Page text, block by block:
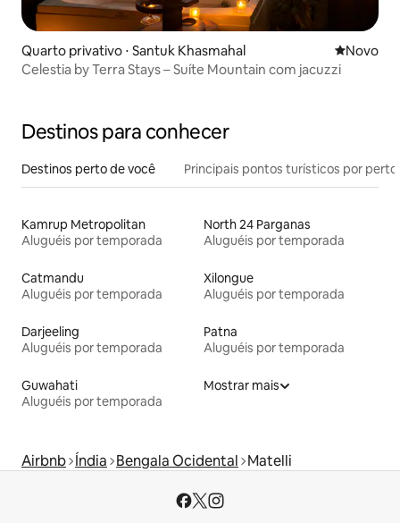
Quarto privativo ⋅ Santuk Khasmahal Novo
Novo
Celestia by Terra Stays – Suíte Mountain com jacuzzi
Destinos para conhecer
Destinos perto de você Principais pontos turísticos por perto
Kamrup Metropolitan
Aluguéis por temporada
North 24 Parganas
Aluguéis por temporada
Catmandu
Aluguéis por temporada
Xilongue
Aluguéis por temporada
Darjeeling
Aluguéis por temporada
Patna
Aluguéis por temporada
Guwahati
Aluguéis por temporada
Mostrar mais
Airbnb Índia Bengala Ocidental Matelli